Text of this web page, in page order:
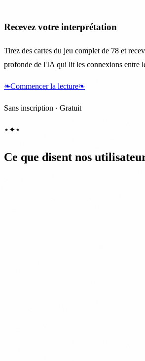
Recevez votre interprétation
Tirez des cartes du jeu complet de 78 et
profonde de l'IA qui lit les connexions entre
❧Commencer la lecture❧
Sans inscription · Gratuit
⋆✦⋆
Ce que disent nos